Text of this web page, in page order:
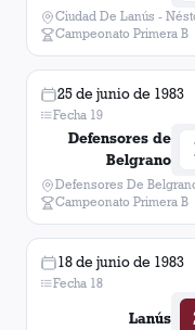
Ciudad De Lanús -
Campeonato Primera B
25 de junio de 1983
Fecha 19
Defensores de
Belgrano
Defensores De
Campeonato Primera B
18 de junio de 1983
Fecha 18
Lanús